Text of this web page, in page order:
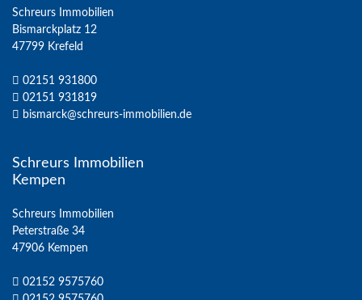
Schreurs Immobilien
Bismarckplatz 12
47799 Krefeld
02151 931800
02151 931819
bismarck@schreurs-immobilien.de
Schreurs Immobilien
Kempen
Schreurs Immobilien
Peterstraße 34
47906 Kempen
02152 9575760